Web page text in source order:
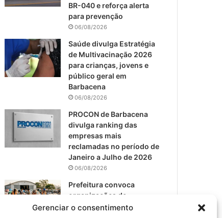
Gerenciar o consentimento
BR-040 e reforça alerta
para prevenção
06/08/2026
Saúde divulga Estratégia
de Multivacinação 2026
para crianças, jovens e
público geral em
Barbacena
06/08/2026
PROCON de Barbacena
divulga ranking das
empresas mais
reclamadas no período de
Janeiro a Julho de 2026
06/08/2026
Prefeitura convoca
organizações de
catadores para reunião